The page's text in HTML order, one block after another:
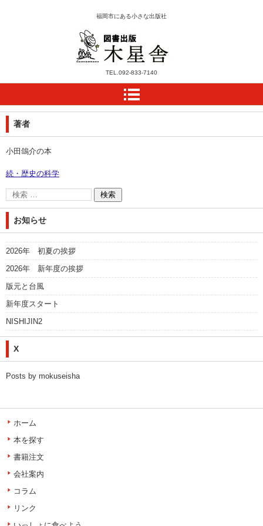
木星舎ホームページ
福岡市にある小さな出版社
TEL. 092-833-7140
著者
小田鴿介の本
続・歴史の科学
お知らせ
2026年 初夏の挨拶
2026年 新年度の挨拶
版元と台風
新年度スタート
NISHIJIN2
X
Posts by mokuseisha
ホーム
本を探す
書籍注文
会社案内
コラム
リンク